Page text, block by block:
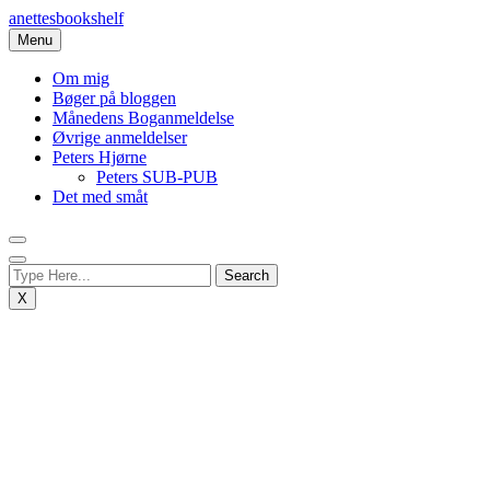
Skip
to
content
anettesbookshelf
Menu
Om mig
Bøger på bloggen
Månedens Boganmeldelse
Øvrige anmeldelser
Peters Hjørne
Peters SUB-PUB
Det med småt
X